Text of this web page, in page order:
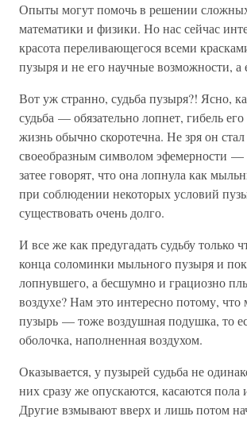
Опыты могут помочь в решении
математики и физики. Но нас сейчас
красота переливающегося всеми
пузыря и не его научные возможности, а
Вот уж странно, судьба пузыря?! Ясно,
судьба — обязательно лопнет, гибель
жизнь обычно скоротечна. Не зря он
своеобразным символом эфемерности —
затее говорят, что она лопнула как
при соблюдении некоторых условий
существовать очень долго.
И все же как предугадать судьбу только
конца соломинки мыльного пузыря и
лопнувшего, а бесшумно и грациозно
воздухе? Нам это интересно потому,
пузырь — тоже воздушная подушка, то
оболочка, наполненная воздухом.
Оказывается, у пузырей судьба не
них сразу же опускаются, касаются пола
Другие взмывают вверх и лишь потом